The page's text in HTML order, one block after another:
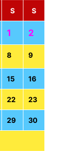
S S
1 2
8 9
15 16
22 23
29 30